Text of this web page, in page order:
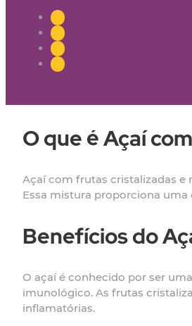
O que é Açaí
Açaí com frutas cristalizadas e
Essa mistura proporciona uma
Benefícios do
O açaí é conhecido por ser
imunológico. As frutas
inflamatórias.